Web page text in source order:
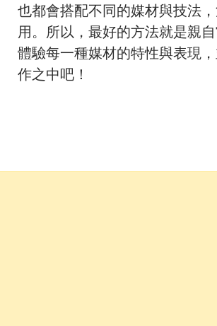
也都會搭配不同的媒材與技法
用。所以，最好的方法就是親自
體驗每一種媒材的特性與表現
作之中吧！